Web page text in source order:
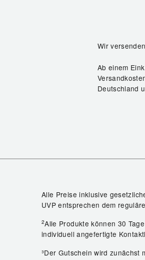
Wir
Ab einem
Deutschland
Alle Preise inklusive
UVP entsprechen dem
2Alle Produkte können 30
individuell angefertigte
³Der Gutschein wird